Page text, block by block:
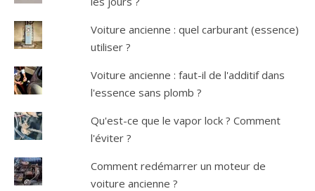
Voiture ancienne : quel carburant (essence)
utiliser ?
Voiture ancienne : faut-il de l'additif dans
l'essence sans plomb ?
Qu'est-ce que le vapor lock ? Comment
l'éviter ?
Comment redémarrer un moteur de
voiture ancienne ?